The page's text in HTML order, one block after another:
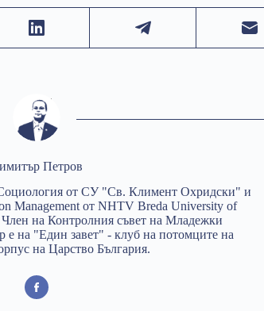
Петров
от СУ "Св. Климент Охридски" и
Management от NHTV Breda University of
на Контролния съвет на Младежки
е на "Един завет" - клуб на потомците на
на Царство България.